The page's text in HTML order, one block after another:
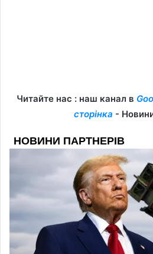
Читайте нас : наш канал в
сторінка -